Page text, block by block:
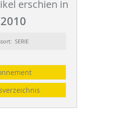
erschien in
SERIE